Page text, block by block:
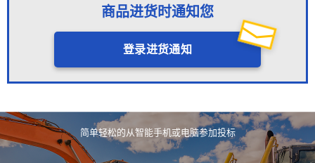
商品进货时通知您
登录进货通知
简单轻松的从智能手机或电脑参加投标